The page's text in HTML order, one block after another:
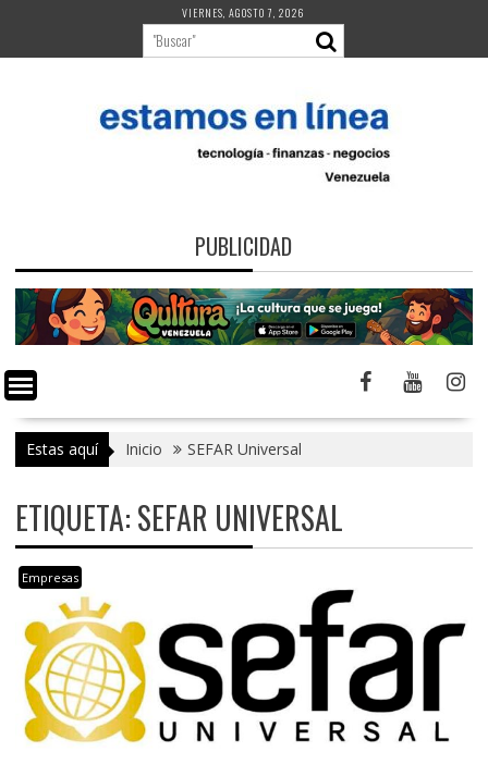
contenido
VIERNES, AGOSTO 7, 2026
PUBLICIDAD
Estas aquí Inicio SEFAR Universal
ETIQUETA:SEFAR UNIVERSAL
Empresas